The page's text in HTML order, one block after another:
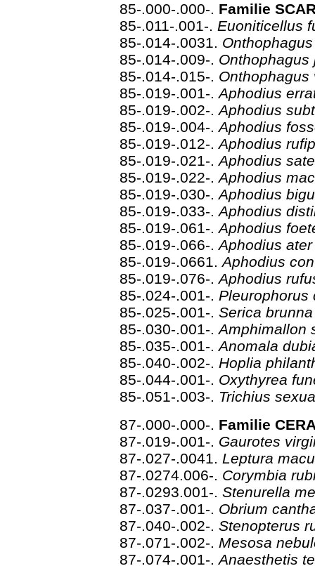
85-.000-.000-. Familie
85-.011-.001-. Euoniticellus
85-.014-.0031.
85-.014-.009-.
85-.014-.015-.
85-.019-.001-.Aphodius
85-.019-.002-.Aphodius
85-.019-.004-.Aphodius
85-.019-.012-.Aphodius
85-.019-.021-.Aphodius
85-.019-.022-.Aphodius
85-.019-.030-.Aphodius
85-.019-.033-.Aphodius
85-.019-.061-.Aphodius
85-.019-.066-.Aphodius
85-.019-.0661.Aphodius
85-.019-.076-.Aphodius
85-.024-.001-.
85-.025-.001-. Serica
85-.030-.001-.Amphimallon
85-.035-.001-.Anomala
85-.040-.002-. Hoplia
85-.044-.001-. Oxythyrea
85-.051-.003-. Trichius
87-.000-.000-. Familie
87-.019-.001-. Gaurotes
87-.027-.0041. Leptura
87-.0274.006-. Corymbia
87-.0293.001-. Stenurella
87-.037-.001-. Obrium
87-.040-.002-. Stenopterus
87-.071-.002-. Mesosa
87-.074-.001-.Anaesthetis